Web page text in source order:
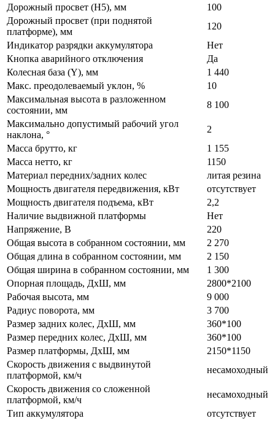
Дорожный просвет (H5), мм
100
Дорожный просвет (при поднятой
платформе), мм
120
Индикатор разрядки аккумулятора
Нет
Кнопка аварийного отключения
Да
Колесная база (Y), мм
1 440
Макс. преодолеваемый уклон, %
10
Максимальная высота в разложенном
состоянии, мм
8 100
Максимально допустимый рабочий угол
наклона, °
2
Масса брутто, кг
1 155
Масса нетто, кг
1150
Материал передних/задних колес
литая резина
Мощность двигателя передвижения, кВт
отсутствует
Мощность двигателя подъема, кВт
2,2
Наличие выдвижной платформы
Нет
Напряжение, В
220
Общая высота в собранном состоянии, мм
2 270
Общая длина в собранном состоянии, мм
2 150
Общая ширина в собранном состоянии, мм
1 300
Опорная площадь, ДхШ, мм
2800*2100
Рабочая высота, мм
9 000
Радиус поворота, мм
3 700
Размер задних колес, ДхШ, мм
360*100
Размер передних колес, ДхШ, мм
360*100
Размер платформы, ДхШ, мм
2150*1150
Скорость движения с выдвинутой
платформой, км/ч
несамоходный
Скорость движения со сложенной
платформой, км/ч
несамоходный
Тип аккумулятора
отсутствует